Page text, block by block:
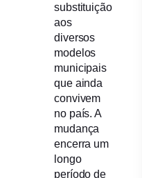
substituição
aos
diversos
modelos
municipais
que ainda
convivem
no país. A
mudança
encerra um
longo
período de